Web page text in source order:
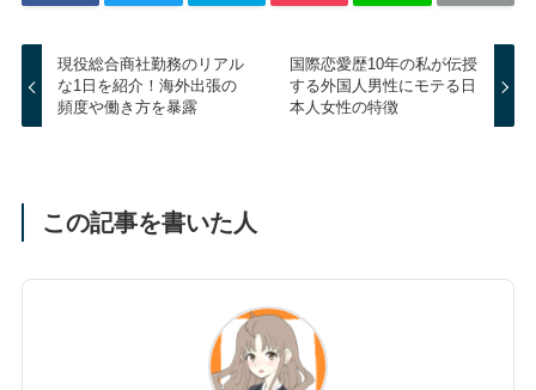
現役総合商社勤務のリアル
な1日を紹介！海外出張の
頻度や働き方を暴露
国際恋愛歴10年の私が伝授
する外国人男性にモテる日
本人女性の特徴
この記事を書いた人